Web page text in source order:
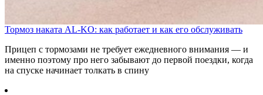
Тормоз наката AL-KO: как работает и как его обслуживать
Прицеп с тормозами не требует ежедневного внимания — и
именно поэтому про него забывают до первой поездки, когда
на спуске начинает толкать в спину